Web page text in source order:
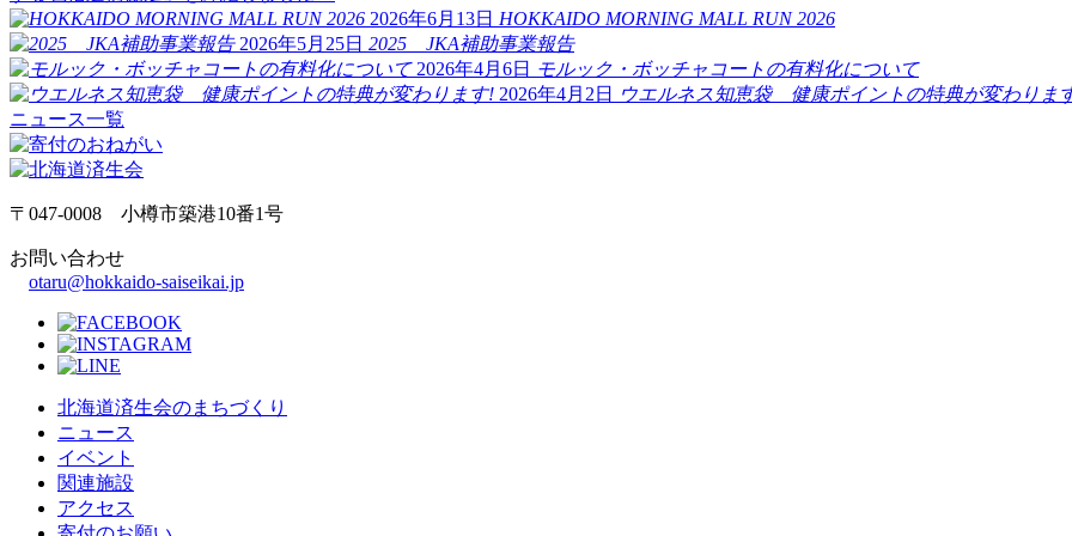
2026年6月13日 HOKKAIDO MORNING MALL RUN 2026
2026年5月25日 2025 JKA補助事業報告
2026年4月6日 モルック・ボッチャコートの有料化について
2026年4月2日
ウエルネス知恵袋 健康ポイントの特典が変わりま
ニュース一覧
〒047-0008 小樽市築港10番1号
お問い合わせ
otaru@hokkaido-saiseikai.jp
北海道済生会のまちづくり
ニュース
イベント
関連施設
アクセス